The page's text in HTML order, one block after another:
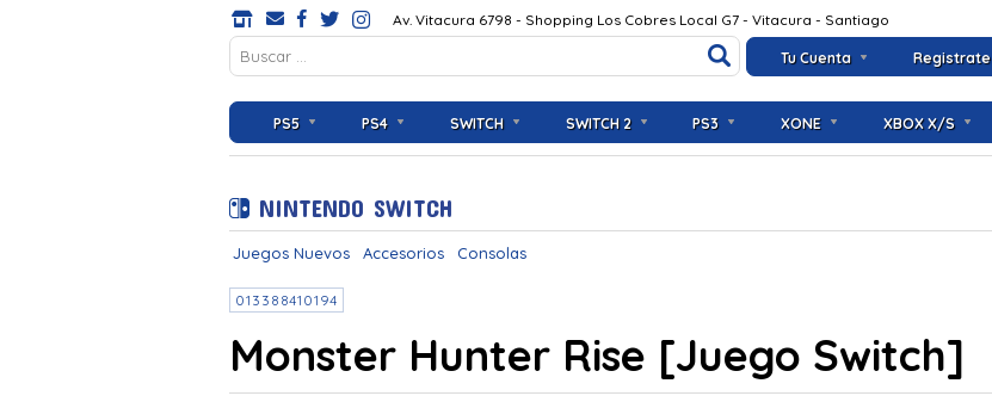
Tu Cuenta Registrate
Av. Vitacura 6798 - Shopping Los Cobres Local G7 - Vitacura - Santiago
PS5 PS4 SWITCH SWITCH 2 PS3 XONE XBOX X/S
NINTENDO SWITCH
Juegos Nuevos Accesorios Consolas
013388410194
Monster Hunter Rise [Juego Switch]